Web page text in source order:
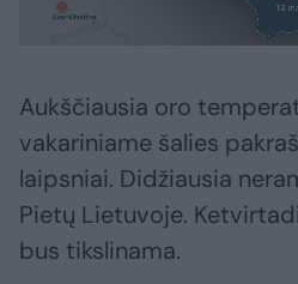
Aukščiausia oro
vakariniame šalies
laipsniai. Didžiausia
Pietų Lietuvoje.
bus tikslinama.